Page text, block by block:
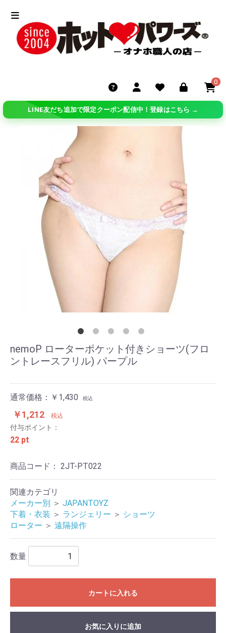
0
LINE友だち追加で限定クーポン配信中！登録はこちら →
nemoP ローターポケット付きショーツ(フロ
ントレースフリル) パープル
通常価格：￥1,430 税込
￥1,212 税込
付与ポイント：
22 pt
商品コード： 2JT-PT022
関連カテゴリ
メーカー別 ＞ JAPANTOYZ
下着・衣装 ＞ ランジェリー ＞ ショーツ
ローター ＞ 遠隔操作
数量
カートに入れる
お気に入りに追加